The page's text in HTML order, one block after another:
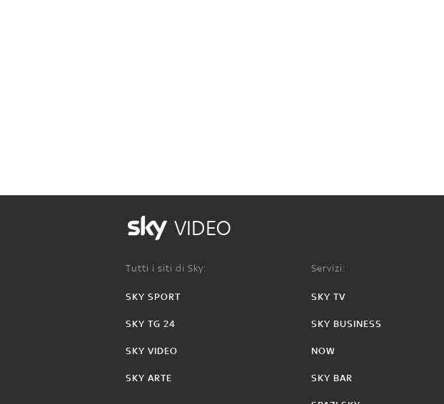
VIDEO
Tutti i siti di Sky:
SKY SPORT
SKY TG 24
SKY VIDEO
SKY ARTE
Servizi:
SKY TV
SKY BUSINESS
NOW
SKY BAR